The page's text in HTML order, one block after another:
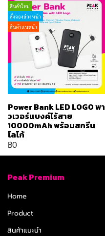
สินค้าใหม่
สั่งจองล่วงหน้า
สินค้าแนะนำ
Power Bank LED LOGO พา
วเวอร์แบงค์ไร้สาย
10000mAh พร้อมสกรีน
โลโก้
฿0
Peak Premium
Home
Product
สินค้าแนะนำ